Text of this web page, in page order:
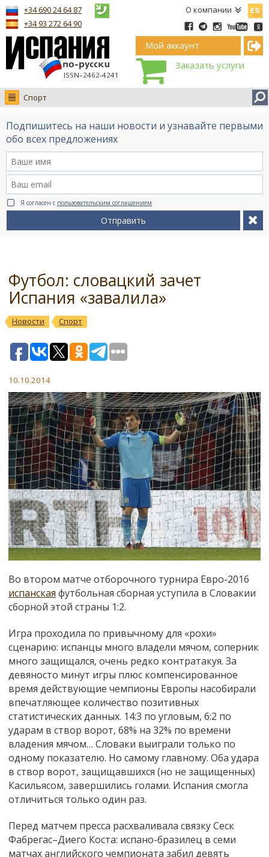
О компании
ISSN–2462-4241
+34 690 24 64 87
+34 93 272 64 90
Мой аккаунт
Заказать услуги
Спорт
Новости
Интервью
Видео Ruso.TV
BCN life
Сервис на немецком
Подпишитесь на наши новости и узнавайте первыми
обо всех предложениях
Я согласен с пользовательским соглашением
Отправить
Футбол: словацкий зачет
Испания «завалила»
Новости Спорт
10.10.2014
Во втором матче отборочного турнира Евро-2016
испанская футбольная сборная уступила в Словакии
сборной этой страны 1:2.
Игра проходила по привычному для «рохи»
сценарию: испанцы много владели мячом, соперник
много защищался, очень редко контратакуя. За
девяносто минут игры плюс компенсированное
время действующие чемпионы Европы насобирали
впечатляющее количество позитивных
статистических данных. 14:3 по угловым, 6:2 по
ударам в створ ворот, 68% на 32% по времени
владения мячом… Словаки выиграли только по
одному показателю. Но самому главному. Оба удара
в створ ворот, защищавшихся (но не защищенных)
Касильясом, завершились голами. Испания смогла
отличиться только один раз.
Перед матчем пресса расхваливала связку Сеск
Фабрегас–Диего Коста: испано-бразилец в семи
матчах английского чемпионата забил девять